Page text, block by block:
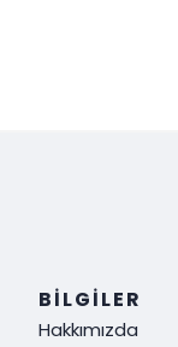
Güvenlik:
Müşteri
ediyoruz!
BILGILER
Hakkımızda